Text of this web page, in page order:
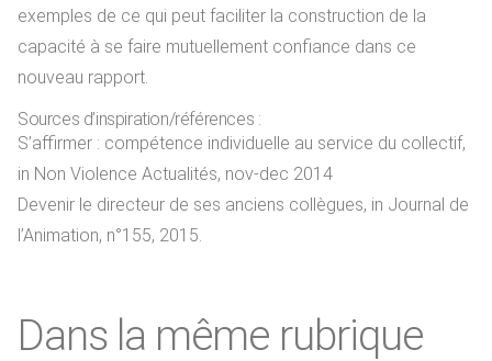
exemples de ce qui peut faciliter la construction de la
capacité à se faire mutuellement confiance dans ce
nouveau rapport.
Sources d’inspiration/références :
S’affirmer : compétence individuelle au service du collectif,
in Non Violence Actualités, nov-dec 2014
Devenir le directeur de ses anciens collègues, in Journal de
l’Animation, n°155, 2015.
Dans la même rubrique